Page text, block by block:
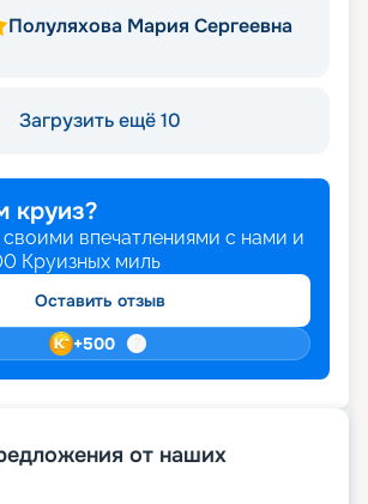
Полуляхова Мария Сергеевна
Загрузить ещё 10
круиз?
впечатлениями с нами и
Круизных миль
Оставить отзыв
+500
от наших